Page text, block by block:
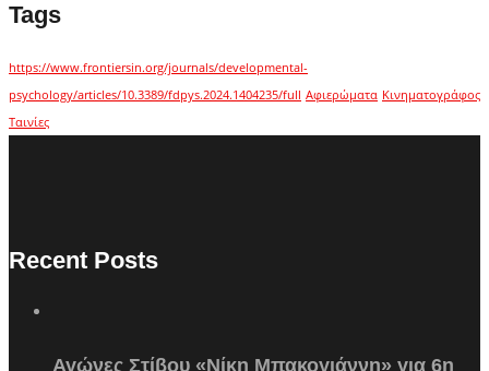
Tags
https://www.frontiersin.org/journals/developmental-
psychology/articles/10.3389/fdpys.2024.1404235/full Αφιερώματα Κινηματογράφος
Ταινίες
Recent Posts
Αγώνες Στίβου «Νίκη Μπακογιάννη» για 6η